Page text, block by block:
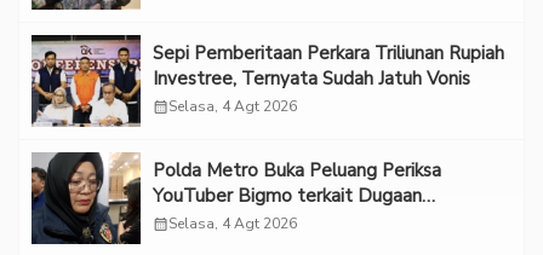
Sepi Pemberitaan Perkara Triliunan Rupiah
Investree, Ternyata Sudah Jatuh Vonis
calendar_monthSelasa, 4 Agt 2026
Polda Metro Buka Peluang Periksa
YouTuber Bigmo terkait Dugaan
Eksploitasi Anak
calendar_monthSelasa, 4 Agt 2026